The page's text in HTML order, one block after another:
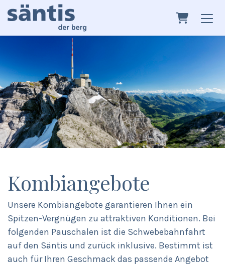
Kombiangebote
Unsere Kombiangebote garantieren Ihnen ein
Spitzen-Vergnügen zu attraktiven Konditionen. Bei
folgenden Pauschalen ist die Schwebebahnfahrt
auf den Säntis und zurück inklusive. Bestimmt ist
auch für Ihren Geschmack das passende Angebot